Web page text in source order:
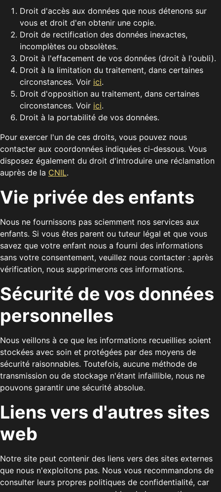
Droit d'accès aux données que nous détenons sur
vous et droit d'en obtenir une copie.
Droit de rectification des données inexactes,
incomplètes ou obsolètes.
Droit à l'effacement de vos données (droit à l'oubli).
Droit à la limitation du traitement, dans certaines
circonstances. Voir ici.
Droit d'opposition au traitement, dans certaines
circonstances. Voir ici.
Droit à la portabilité de vos données.
Pour exercer l'un de ces droits, vous pouvez nous
contacter aux coordonnées indiquées ci-dessous. Vous
disposez également du droit d'introduire une réclamation
auprès de la CNIL.
Vie privée des enfants
Nous ne fournissons pas sciemment nos services aux
enfants. Si vous êtes parent ou tuteur légal et que vous
savez que votre enfant nous a fourni des informations
sans votre consentement, veuillez nous contacter : après
vérification, nous supprimerons ces informations.
Sécurité de vos données
personnelles
Nous veillons à ce que les informations recueillies soient
stockées avec soin et protégées par des moyens de
sécurité raisonnables. Toutefois, aucune méthode de
transmission ou de stockage n'étant infaillible, nous ne
pouvons garantir une sécurité absolue.
Liens vers d'autres sites
web
Notre site peut contenir des liens vers des sites externes
que nous n'exploitons pas. Nous vous recommandons de
consulter leurs propres politiques de confidentialité, car